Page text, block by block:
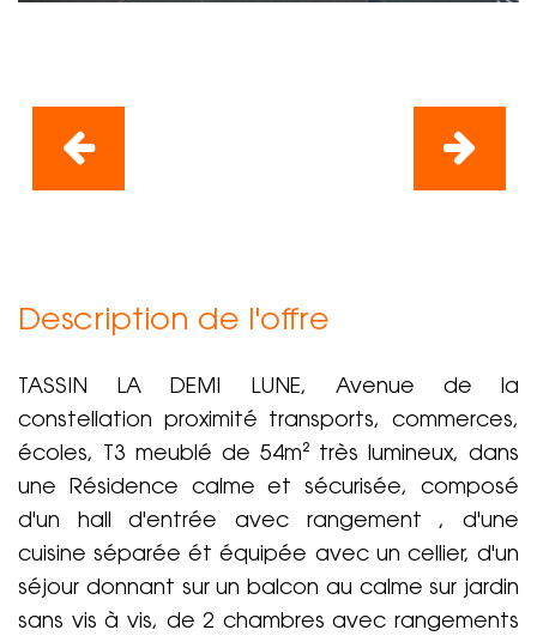
Description de l'offre
TASSIN LA DEMI LUNE, Avenue de la
constellation proximité transports, commerces,
écoles, T3 meublé de 54m² très lumineux, dans
une Résidence calme et sécurisée, composé
d'un hall d'entrée avec rangement , d'une
cuisine séparée ét équipée avec un cellier, d'un
séjour donnant sur un balcon au calme sur jardin
sans vis à vis, de 2 chambres avec rangements